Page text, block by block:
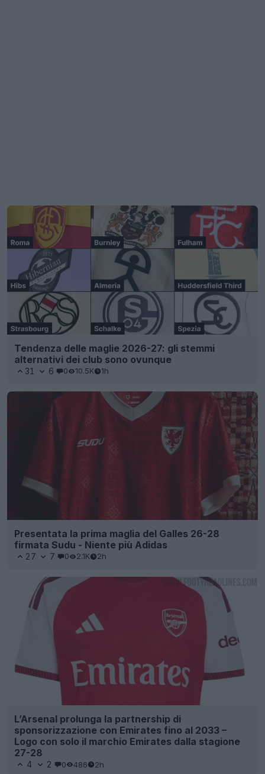
Tendenza delle maglie 2026-27: gli stemmi
alternativi dei club sono ovunque
31 6 0 10.5K 1h
Presentata la prima maglia del Galles 26-28
firmata Sudu - Niente più Adidas
27 7 0 2.1K 2h
L’Arsenal prolunga la partnership di
sponsorizzazione con Emirates fino al 2033 –
Logo con solo il marchio Emirates dalla stagione
27-28
4 2 0 486 2h